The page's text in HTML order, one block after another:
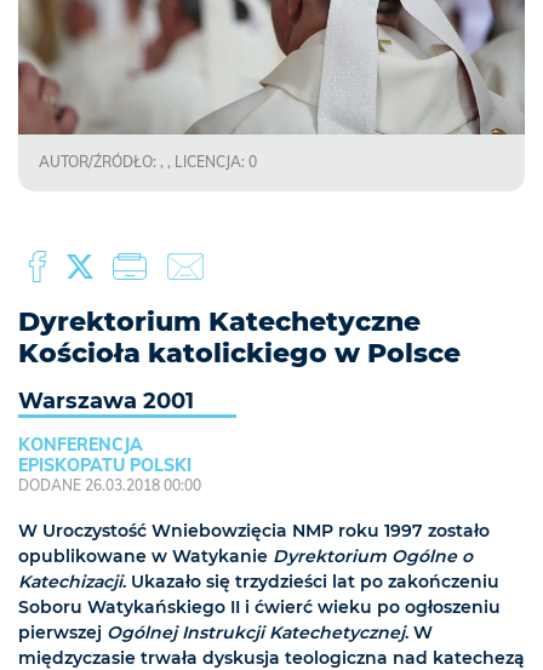
AUTOR/ŹRÓDŁO: , , LICENCJA: 0
Dyrektorium Katechetyczne
Kościoła katolickiego w Polsce
Warszawa 2001
KONFERENCJA
EPISKOPATU POLSKI
DODANE 26.03.2018 00:00
W Uroczystość Wniebowzięcia NMP roku 1997 zostało
opublikowane w Watykanie Dyrektorium Ogólne o
Katechizacji. Ukazało się trzydzieści lat po zakończeniu
Soboru Watykańskiego II i ćwierć wieku po ogłoszeniu
pierwszej Ogólnej Instrukcji Katechetycznej. W
międzyczasie trwała dyskusja teologiczna nad katechezą